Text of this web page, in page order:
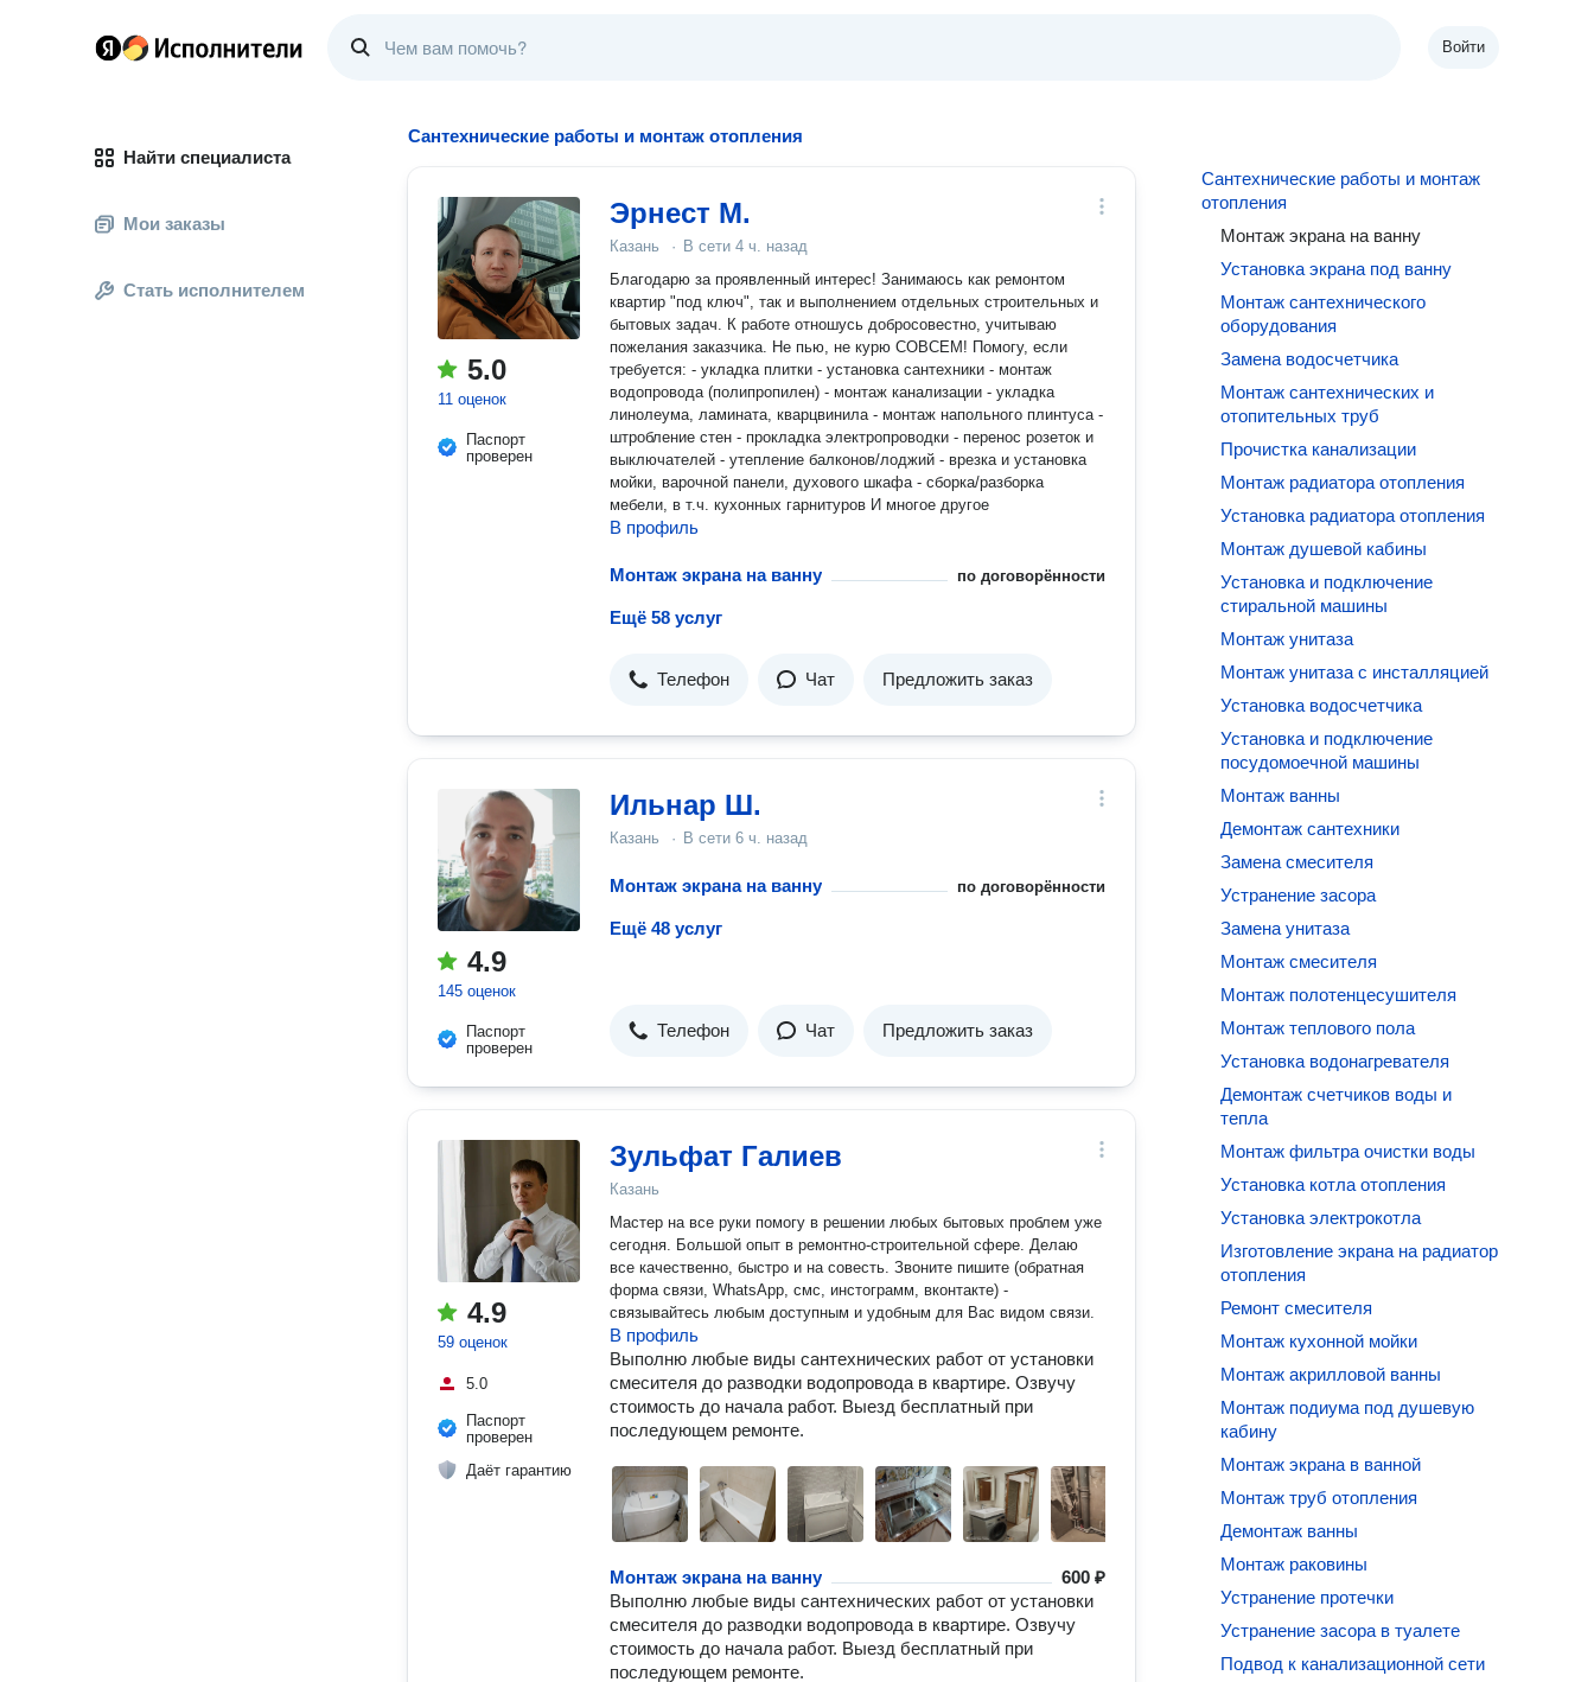
Войти
Найти специалиста
Мои заказы
Стать исполнителем
Сантехнические работы и монтаж отопления
5.0
11 оценок
Паспорт
проверен
Эрнест М.
Казань · В сети 4 ч. назад
Благодарю за проявленный интерес! Занимаюсь как ремонтом
квартир "под ключ", так и выполнением отдельных строительных и
бытовых задач. К работе отношусь добросовестно, учитываю
пожелания заказчика. Не пью, не курю СОВСЕМ! Помогу, если
требуется: - укладка плитки - установка сантехники - монтаж
водопровода (полипропилен) - монтаж канализации - укладка
линолеума, ламината, кварцвинила - монтаж напольного плинтуса -
штробление стен - прокладка электропроводки - перенос розеток и
выключателей - утепление балконов/лоджий - врезка и установка
мойки, варочной панели, духового шкафа - сборка/разборка
мебели, в т.ч. кухонных гарнитуров И многое другое
В профиль
Монтаж экрана на ванну по договорённости
Ещё 58 услуг
Телефон Чат Предложить заказ
4.9
145 оценок
Паспорт
проверен
Ильнар Ш.
Казань · В сети 6 ч. назад
Монтаж экрана на ванну по договорённости
Ещё 48 услуг
Телефон Чат Предложить заказ
4.9
59 оценок
5.0
Паспорт
проверен
Даёт гарантию
Зульфат Галиев
Казань
Мастер на все руки помогу в решении любых бытовых проблем уже
сегодня. Большой опыт в ремонтно-строительной сфере. Делаю
все качественно, быстро и на совесть. Звоните пишите (обратная
форма связи, WhatsApp, смс, инстограмм, вконтакте) -
связывайтесь любым доступным и удобным для Вас видом связи.
В профиль
Выполню любые виды сантехнических работ от установки
смесителя до разводки водопровода в квартире. Озвучу
стоимость до начала работ. Выезд бесплатный при
последующем ремонте.
Монтаж экрана на ванну
600 ₽
Выполню любые виды сантехнических работ от установки
смесителя до разводки водопровода в квартире. Озвучу
стоимость до начала работ. Выезд бесплатный при
последующем ремонте.
Сантехнические работы и монтаж
отопления
Монтаж экрана на ванну
Установка экрана под ванну
Монтаж сантехнического
оборудования
Замена водосчетчика
Монтаж сантехнических и
отопительных труб
Прочистка канализации
Монтаж радиатора отопления
Установка радиатора отопления
Монтаж душевой кабины
Установка и подключение
стиральной машины
Монтаж унитаза
Монтаж унитаза с инсталляцией
Установка водосчетчика
Установка и подключение
посудомоечной машины
Монтаж ванны
Демонтаж сантехники
Замена смесителя
Устранение засора
Замена унитаза
Монтаж смесителя
Монтаж полотенцесушителя
Монтаж теплового пола
Установка водонагревателя
Демонтаж счетчиков воды и
тепла
Монтаж фильтра очистки воды
Установка котла отопления
Установка электрокотла
Изготовление экрана на радиатор
отопления
Ремонт смесителя
Монтаж кухонной мойки
Монтаж акрилловой ванны
Монтаж подиума под душевую
кабину
Монтаж экрана в ванной
Монтаж труб отопления
Демонтаж ванны
Монтаж раковины
Устранение протечки
Устранение засора в туалете
Подвод к канализационной сети